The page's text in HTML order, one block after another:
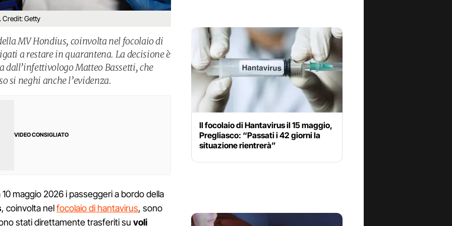
Credit: Getty
MV Hondius, coinvolta nel focolaio di
a restare in quarantena. La decisione è
dall’infettivologo Matteo Bassetti, che
si neghi anche l’evidenza.
VIDEO CONSIGLIATO
maggio 2026 i passeggeri a bordo della
, coinvolta nelfocolaio di hantavirus, sono
stati direttamente trasferiti su voli
Il focolaio di Hantavirus il 15 maggio,
Pregliasco: “Passati i 42 giorni la
situazione rientrerà”